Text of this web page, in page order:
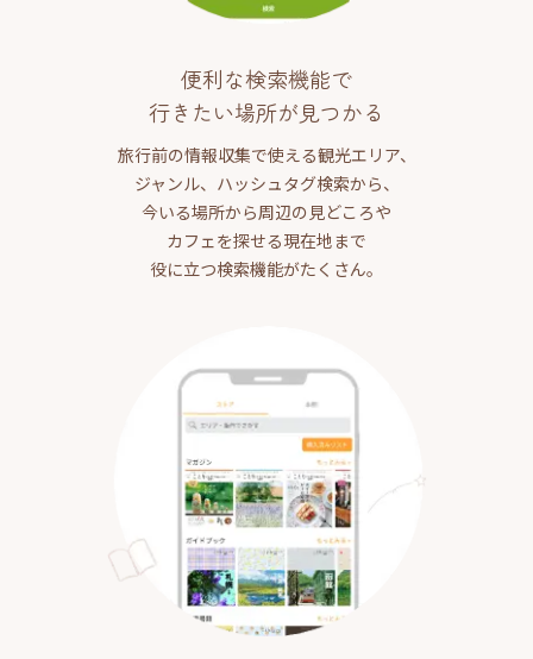
便利な検索機能で
行きたい場所が見つかる
旅行前の情報収集で使える観光エリア、
ジャンル、ハッシュタグ検索から、
今いる場所から周辺の見どころや
カフェを探せる現在地まで
役に立つ検索機能がたくさん。